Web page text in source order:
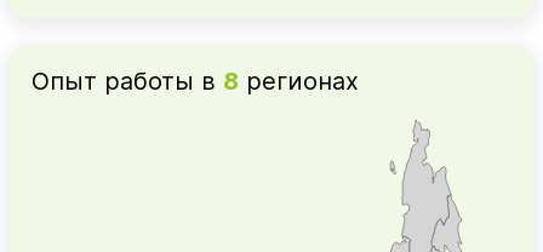
Опыт работы в 8 регионах